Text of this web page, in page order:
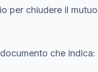
per chiudere il
che indica: